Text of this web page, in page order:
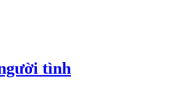
tình